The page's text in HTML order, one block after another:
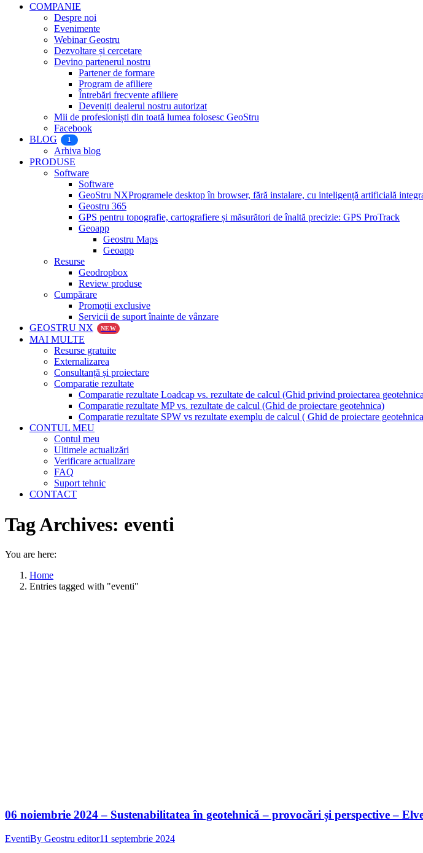
COMPANIE
Despre noi
Evenimente
Webinar Geostru
Dezvoltare și cercetare
Devino partenerul nostru
Partener de formare
Program de afiliere
Întrebări frecvente afiliere
Deveniți dealerul nostru autorizat
Mii de profesioniști din toată lumea folosesc GeoStru
Facebook
BLOG
1
Arhiva blog
PRODUSE
Software
Software
GeoStru NXProgramele desktop în browser, fără instalare, cu inteligență artificială
Geostru 365
GPS pentru topografie, cartografiere și măsurători de înaltă precizie: GPS ProTrack
Geoapp
Geostru Maps
Geoapp
Resurse
Geodropbox
Review produse
Cumpărare
Promoții exclusive
Servicii de suport înainte de vânzare
GEOSTRU NX
NEW
MAI MULTE
Resurse gratuite
Externalizarea
Consultanță și proiectare
Comparatie rezultate
Comparatie rezultate Loadcap vs. rezultate de calcul (Ghid privind proiectarea
Comparatie rezultate MP vs. rezultate de calcul (Ghid de proiectare geotehnica)
Comparatie rezultate SPW vs rezultate exemplu de calcul ( Ghid de proiectare
CONTUL MEU
Contul meu
Ultimele actualizări
Verificare actualizare
FAQ
Suport tehnic
CONTACT
Tag Archives: eventi
You are here:
Home
Entries tagged with "eventi"
06 noiembrie 2024 – Sustenabilitatea în geotehnică – provocări și perspective –
EventiBy Geostru editor11 septembrie 2024